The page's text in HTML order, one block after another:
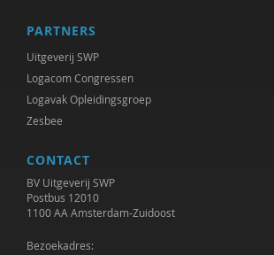
PARTNERS
Uitgeverij SWP
Logacom Congressen
Logavak Opleidingsgroep
Zesbee
CONTACT
BV Uitgeverij SWP
Postbus 12010
1100 AA Amsterdam-Zuidoost
Bezoekadres: